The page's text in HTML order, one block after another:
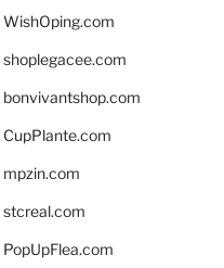
WishOping.com
shoplegacee.com
bonvivantshop.com
CupPlante.com
mpzin.com
stcreal.com
PopUpFlea.com